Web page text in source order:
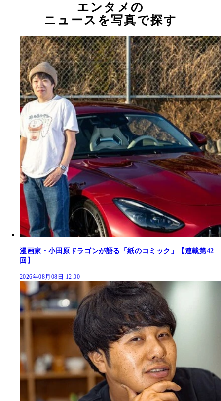
エンタメの
ニュースを写真で探す
漫画家・小田原ドラゴンが語る「紙のコミック」【連載第42
回】
2026年08月08日 12:00